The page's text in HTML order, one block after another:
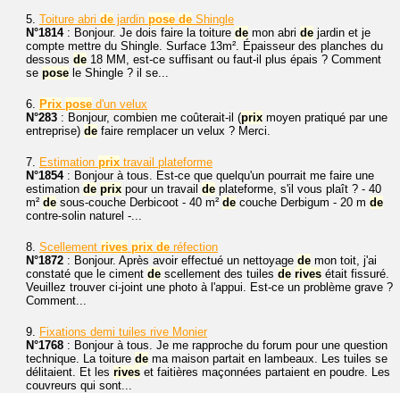
5. Toiture abri de jardin pose de Shingle
N°1814: Bonjour. Je dois faire la toiture de mon abri de jardin et je
compte mettre du Shingle. Surface 13m². Épaisseur des planches du
dessous de 18 MM, est-ce suffisant ou faut-il plus épais ? Comment
se pose le Shingle ? il se...
6. Prix pose d'un velux
N°283 : Bonjour, combien me coûterait-il (prix moyen pratiqué par une
entreprise) de faire remplacer un velux ? Merci.
7. Estimation prix travail plateforme
N°1854: Bonjour à tous. Est-ce que quelqu'un pourrait me faire une
estimation de prix pour un travail de plateforme, s'il vous plaît ? - 40
m² de sous-couche Derbicoot - 40 m² de couche Derbigum - 20 m de
contre-solin naturel -...
8. Scellement rives prix de réfection
N°1872 : Bonjour. Après avoir effectué un nettoyage de mon toit, j'ai
constaté que le ciment de scellement des tuiles de rives était fissuré.
Veuillez trouver ci-joint une photo à l'appui. Est-ce un problème grave ?
Comment...
9. Fixations demi tuiles rive Monier
N°1768 : Bonjour à tous. Je me rapproche du forum pour une question
technique. La toiture de ma maison partait en lambeaux. Les tuiles se
délitaient. Et les rives et faitières maçonnées partaient en poudre. Les
couvreurs qui sont...